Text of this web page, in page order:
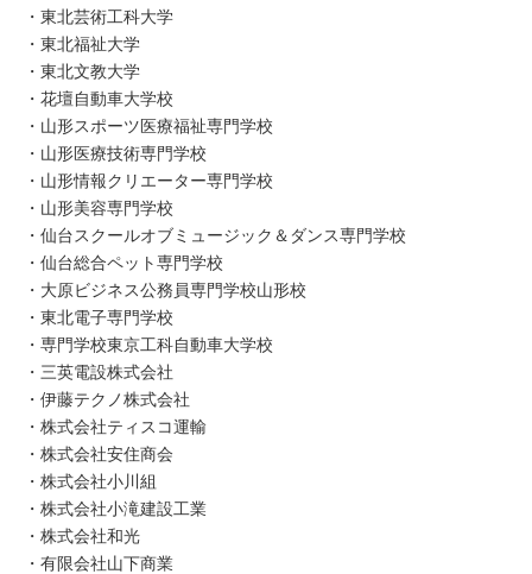
・東北芸術工科大学
・東北福祉大学
・東北文教大学
・花壇自動車大学校
・山形スポーツ医療福祉専門学校
・山形医療技術専門学校
・山形情報クリエーター専門学校
・山形美容専門学校
・仙台スクールオブミュージック＆ダンス専門学校
・仙台総合ペット専門学校
・大原ビジネス公務員専門学校山形校
・東北電子専門学校
・専門学校東京工科自動車大学校
・三英電設株式会社
・伊藤テクノ株式会社
・株式会社ティスコ運輸
・株式会社安住商会
・株式会社小川組
・株式会社小滝建設工業
・株式会社和光
・有限会社山下商業